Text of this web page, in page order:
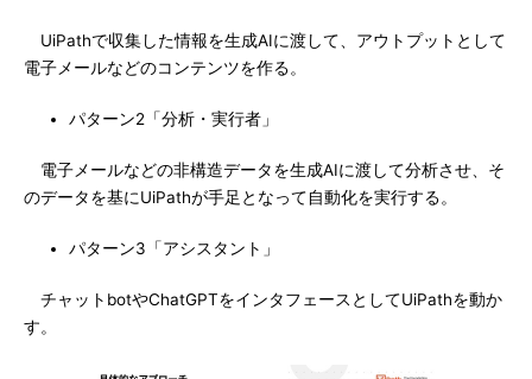
UiPathで収集した情報を生成AIに渡して、アウトプットとして
電子メールなどのコンテンツを作る。
パターン2「分析・実行者」
電子メールなどの非構造データを生成AIに渡して分析させ、そ
のデータを基にUiPathが手足となって自動化を実行する。
パターン3「アシスタント」
チャットbotやChatGPTをインタフェースとしてUiPathを動か
す。